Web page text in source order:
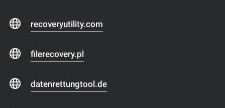
recoveryutility.com
filerecovery.pl
datenrettungtool.de